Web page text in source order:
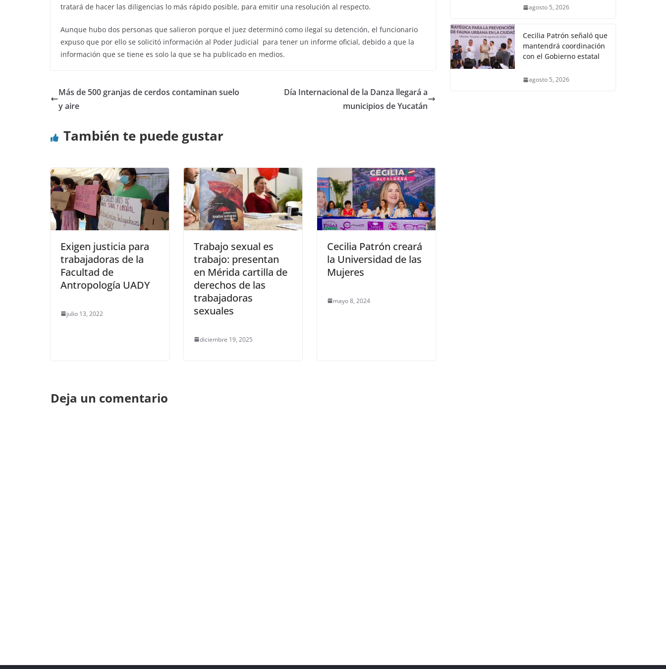
tratará de hacer las diligencias lo más rápido posible, para emitir una resolución al respecto.
Aunque hubo dos personas que salieron porque el juez determinó como ilegal su detención, el funcionario
expuso que por ello se solicitó información al Poder Judicial para tener un informe oficial, debido a que la
información que se tiene es solo la que se ha publicado en medios.
Más de 500 granjas de cerdos contaminan suelo
y aire
Día Internacional de la Danza llegará a
municipios de Yucatán
También te puede gustar
Exigen justicia para
trabajadoras de la
Facultad de
Antropología UADY
julio 13, 2022
Trabajo sexual es
trabajo: presentan
en Mérida cartilla de
derechos de las
trabajadoras
sexuales
diciembre 19, 2025
Cecilia Patrón creará
la Universidad de las
Mujeres
mayo 8, 2024
Deja un comentario
agosto 5, 2026
Cecilia Patrón señaló que
mantendrá coordinación
con el Gobierno estatal
agosto 5, 2026